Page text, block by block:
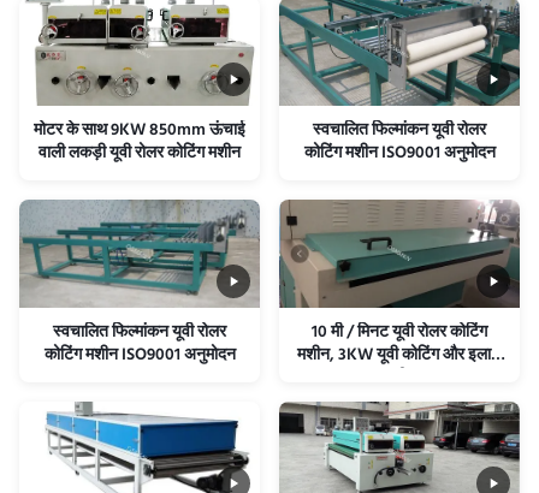
मोटर के साथ 9KW 850mm ऊंचाई
वाली लकड़ी यूवी रोलर कोटिंग मशीन
स्वचालित फिल्मांकन यूवी रोलर
कोटिंग मशीन ISO9001 अनुमोदन
स्वचालित फिल्मांकन यूवी रोलर
कोटिंग मशीन ISO9001 अनुमोदन
10 मी / मिनट यूवी रोलर कोटिंग
मशीन, 3KW यूवी कोटिंग और इलाज
मशीन